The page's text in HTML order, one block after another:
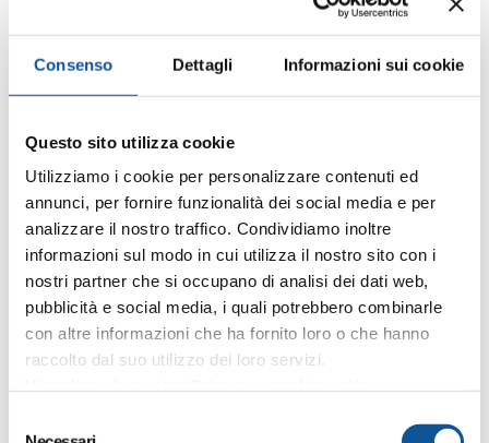
Consenso Dettagli Informazioni sui cookie
Questo sito utilizza cookie
Utilizziamo i cookie per personalizzare contenuti ed
annunci, per fornire funzionalità dei social media e per
analizzare il nostro traffico. Condividiamo inoltre
informazioni sul modo in cui utilizza il nostro sito con i
nostri partner che si occupano di analisi dei dati web,
pubblicità e social media, i quali potrebbero combinarle
con altre informazioni che ha fornito loro o che hanno
raccolto dal suo utilizzo dei loro servizi.
un’alternativa comoda, sostenibile e conveniente
all’utilizzo dell’automobile privata.
Servizi urbani ed extraurbani, collegamenti turistici,
di infomobilità e nuove modalità di acquisto dei
biglietti contribuiscono a rendere il trasporto
pubblico uno strumento sempre più efficace per
vivere il Friuli Venezia Giulia durante la stagione
estiva.